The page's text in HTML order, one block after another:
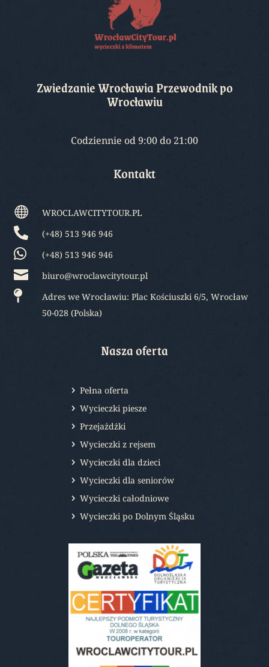
Zwiedzanie Wrocławia Przewodnik po
Wrocławiu
Codziennie od 9:00 do 21:00
Kontakt
 WROCLAWCITYTOUR.PL
 (+48) 513 946 946
 (+48) 513 946 946
 biuro@wroclawcitytour.pl

Adres we Wrocławiu: Plac Kościuszki 6/5, Wrocław
50-028 (Polska)
Nasza oferta
Pełna oferta
Wycieczki piesze
Przejażdżki
Wycieczki z rejsem
Wycieczki dla dzieci
Wycieczki dla seniorów
Wycieczki całodniowe
Wycieczki po Dolnym Śląsku